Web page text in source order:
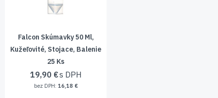
Falcon Skúmavky 50 Ml,
Kužeľovité, Stojace, Balenie
25 Ks
19,90 €
16,18 €